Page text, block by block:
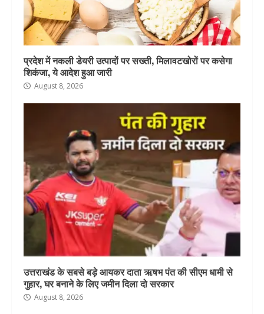
प्रदेश में नकली डेयरी उत्पादों पर सख्ती, मिलावटखोरों पर कसेगा
शिकंजा, ये आदेश हुआ जारी
August 8, 2026
उत्तराखंड के सबसे बड़े आयकर दाता ऋषभ पंत की सीएम धामी से
गुहार, घर बनाने के लिए जमीन दिला दो सरकार
August 8, 2026